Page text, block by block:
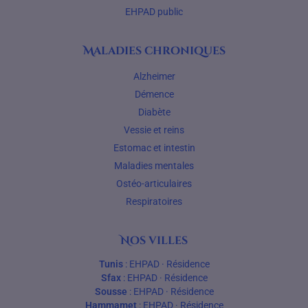
EHPAD public
Maladies chroniques
Alzheimer
Démence
Diabète
Vessie et reins
Estomac et intestin
Maladies mentales
Ostéo-articulaires
Respiratoires
Nos villes
Tunis: EHPAD· Résidence
Sfax: EHPAD· Résidence
Sousse : EHPAD· Résidence
Hammamet: EHPAD· Résidence